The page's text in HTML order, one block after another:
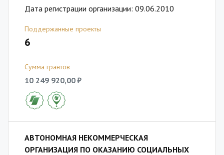
Дата регистрации организации: 09.06.2010
Поддержанные проекты
6
Сумма грантов
10 249 920,00 ₽
АВТОНОМНАЯ НЕКОММЕРЧЕСКАЯ
ОРГАНИЗАЦИЯ ПО ОКАЗАНИЮ СОЦИАЛЬНЫХ